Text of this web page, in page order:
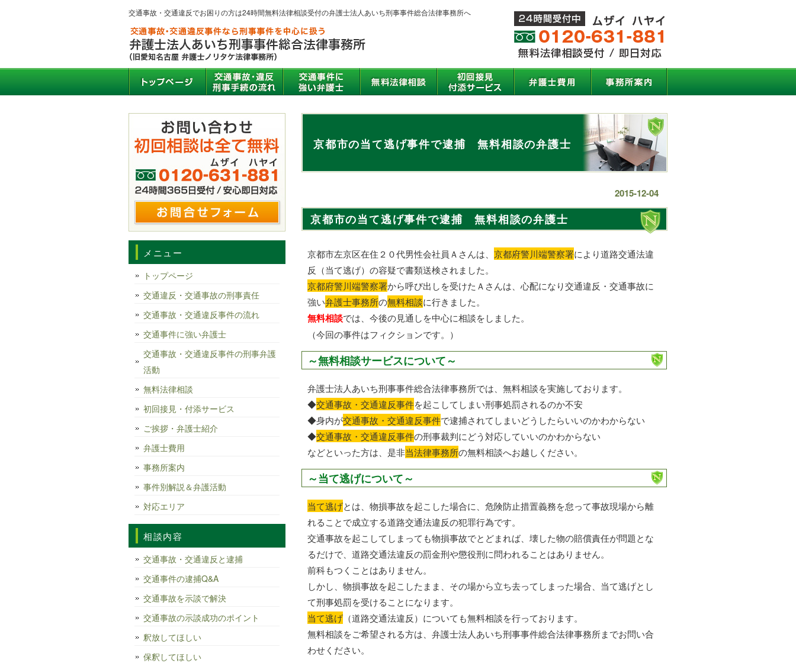
交通事故・交通違反でお困りの方は24時間無料法律相談受付の弁護士法人あいち刑事事件総合法律事務所へ
京都市の当て逃げ事件で逮捕 無料相談の弁護士
2015-12-04
京都市の当て逃げ事件で逮捕 無料相談の弁護士
京都市左京区在住２０代男性会社員Ａさんは、 京都府警川端警察署により道路交通法違
反（当て逃げ）の容疑で書類送検されました。
京都府警川端警察署から呼び出しを受けたＡさんは、心配になり交通違反・交通事故に
強い弁護士事務所の無料相談に行きました。
無料相談では、今後の見通しを中心に相談をしました。
（今回の事件はフィクションです。）
～無料相談サービスについて～
弁護士法人あいち刑事事件総合法律事務所では、無料相談を実施しております。
◆交通事故・交通違反事件を起こしてしまい刑事処罰されるのか不安
◆身内が交通事故・交通違反事件で逮捕されてしまいどうしたらいいのかわからない
◆交通事故・交通違反事件の刑事裁判にどう対応していいのかわからない
などといった方は、是非当法律事務所の無料相談へお越しください。
～当て逃げについて～
当て逃げとは、物損事故を起こした場合に、危険防止措置義務を怠って事故現場から離
れることで成立する道路交通法違反の犯罪行為です。
交通事故を起こしてしまっても物損事故でとどまれば、壊した物の賠償責任が問題とな
るだけで、道路交通法違反の罰金刑や懲役刑に問われることはありません。
前科もつくことはありません。
しかし、物損事故を起こしたまま、その場から立ち去ってしまった場合、当て逃げとし
て刑事処罰を受けることになります。
当て逃げ （道路交通法違反）についても無料相談を行っております。
無料相談をご希望される方は、弁護士法人あいち刑事事件総合法律事務所までお問い合
わせください。
メニュー
トップページ
交通違反・交通事故の刑事責任
交通事故・交通違反事件の流れ
交通事件に強い弁護士
交通事故・交通違反事件の刑事弁護
活動
無料法律相談
初回接見・付添サービス
ご挨拶・弁護士紹介
弁護士費用
事務所案内
事件別解説＆弁護活動
対応エリア
相談内容
交通事故・交通違反と逮捕
交通事件の逮捕Q&A
交通事故を示談で解決
交通事故の示談成功のポイント
釈放してほしい
保釈してほしい